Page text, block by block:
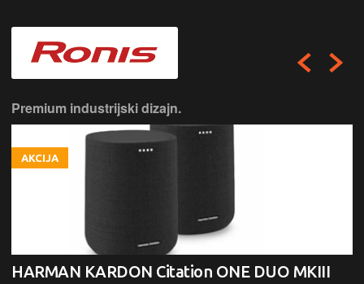
Premium industrijski dizajn.
AKCIJA
HARMAN KARDON Citation ONE DUO MKIII